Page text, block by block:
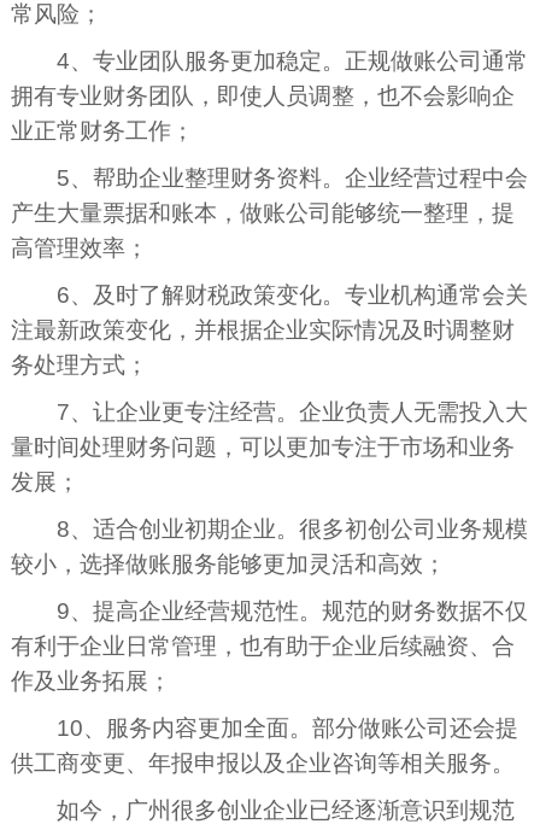
常风险；
4、专业团队服务更加稳定。正规做账公司通常
拥有专业财务团队，即使人员调整，也不会影响企
业正常财务工作；
5、帮助企业整理财务资料。企业经营过程中会
产生大量票据和账本，做账公司能够统一整理，提
高管理效率；
6、及时了解财税政策变化。专业机构通常会关
注最新政策变化，并根据企业实际情况及时调整财
务处理方式；
7、让企业更专注经营。企业负责人无需投入大
量时间处理财务问题，可以更加专注于市场和业务
发展；
8、适合创业初期企业。很多初创公司业务规模
较小，选择做账服务能够更加灵活和高效；
9、提高企业经营规范性。规范的财务数据不仅
有利于企业日常管理，也有助于企业后续融资、合
作及业务拓展；
10、服务内容更加全面。部分做账公司还会提
供工商变更、年报申报以及企业咨询等相关服务。
如今，广州很多创业企业已经逐渐意识到规范